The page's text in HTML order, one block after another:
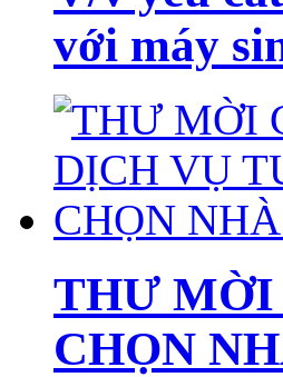
với máy
THƯ MỜI
CHỌN